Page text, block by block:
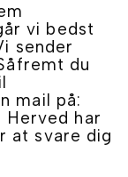
vi bedst
sender
du
mail på:
Herved har
at svare dig